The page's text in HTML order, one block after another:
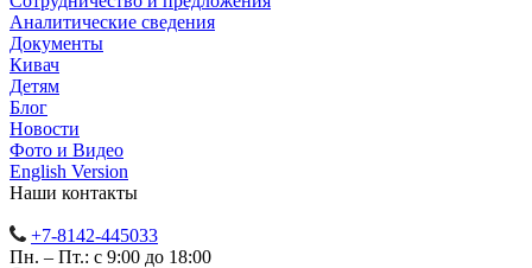
Аналитические сведения
Документы
Кивач
Детям
Блог
Новости
Фото и Видео
English Version
Наши контакты
+7-8142-445033
Пн. – Пт.: с 9:00 до 18:00